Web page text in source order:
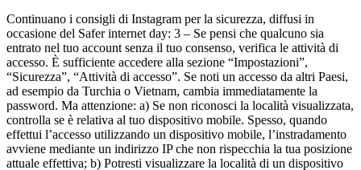
Continuano i consigli di Instagram per la sicurezza, diffusi in
occasione del Saferinternetday: 3 – Se pensi che qualcuno sia
entrato nel tuo account senza il tuo consenso, verifica le attività di
accesso. È sufficiente accedere alla sezione “Impostazioni”,
“Sicurezza”, “Attività di accesso”. Se noti un accesso da altri Paesi,
ad esempio da Turchia o Vietnam, cambia immediatamente la
password. Ma attenzione: a) Se non riconosci la località visualizzata,
controlla se è relativa al tuo dispositivo mobile. Spesso, quando
effettui l’accesso utilizzando un dispositivo mobile, l’instradamento
avviene mediante un indirizzo IP che non rispecchia la tua posizione
attuale effettiva; b) Potresti visualizzare la località di un dispositivo